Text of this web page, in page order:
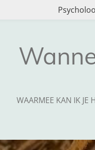
WAARMEE KAN IK JE